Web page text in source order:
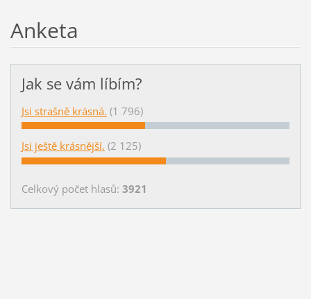
Anketa
Jak se vám líbím?
Jsi strašně krásná. (1 796)
Jsi ještě krásnější. (2 125)
Celkový počet hlasů: 3921